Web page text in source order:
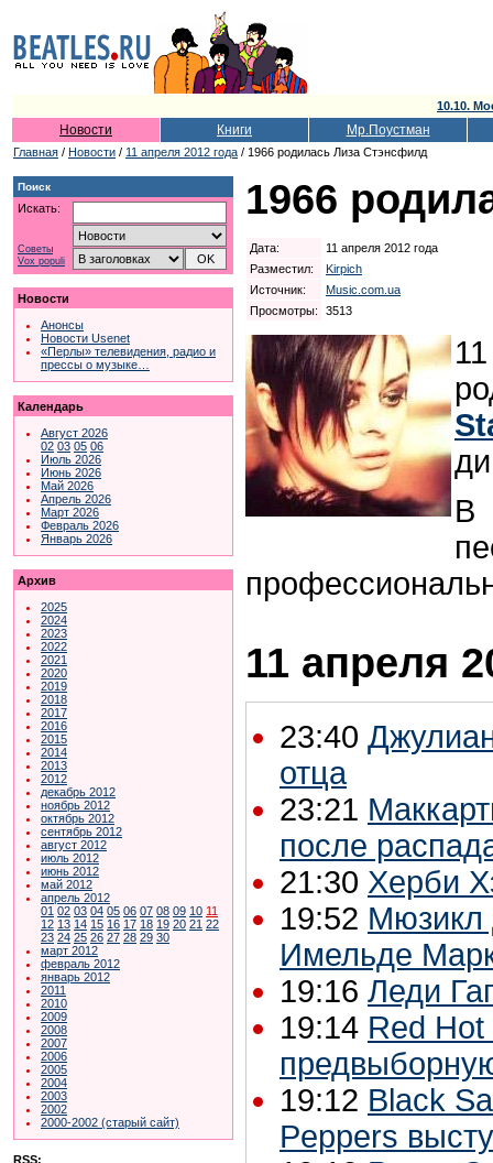
10.10.
Новости Книги Мр.Поустман
Главная / Новости / 11 апреля 2012 года / 1966 родилась Лиза Стэнсфилд
Поиск
Искать:
Советы
Vox populi
Новости
Анонсы
Новости Usenet
«Перлы» телевидения, радио и
прессы о музыке…
Календарь
Август 2026
02 03 05 06
Июль 2026
Июнь 2026
Май 2026
Апрель 2026
Март 2026
Февраль 2026
Январь 2026
Архив
2025
2024
2023
2022
2021
2020
2019
2018
2017
2016
2015
2014
2013
2012
декабрь 2012
ноябрь 2012
октябрь 2012
сентябрь 2012
август 2012
июль 2012
июнь 2012
май 2012
апрель 2012
01 02 03 04 05 06 07 08 09 10 11
12 13 14 15 16 17 18 19 20 21 22
23 24 25 26 27 28 29 30
март 2012
февраль 2012
январь 2012
2011
2010
2009
2008
2007
2006
2005
2004
2003
2002
2000-2002 (старый сайт)
RSS:
1966
Дата:
11 апреля 2012 года
Разместил:
Kirpich
Источник:
Music.com.ua
Просмотры:
3513
В
11 апреля
23:40
отца
23:21
после
21:30 Херби
19:52 Мюзикл
Имельде
19:16 Леди
19:14 Red Hot
19:12 Black
Peppers